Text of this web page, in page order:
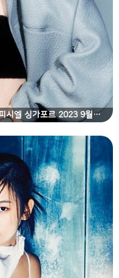
[HD] 트와이스(TWICE) 사나(SANA) 로피시엘 싱가포르 2023 9월호 고화질 화보